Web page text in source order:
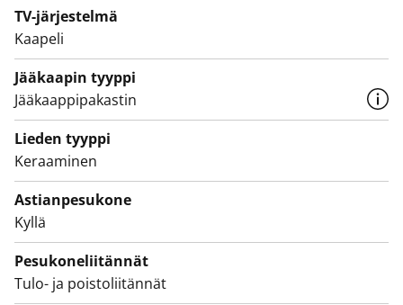
Kiinnostuitko? Tervetuloa tutustumaan kotiin paikan
päälle!
Kulku kotiin onnistuu esteettömästi suoraan
pihapiiristä. Pihalta löytyy tilava pyörävarasto sekä
viihtyisä leikkipiha. Osassa asunnoista on oma aidattu
piha-alue, toisissa puolestaan tilava lasitettu parveke,
ja yksiöissä on ranskalaiset parvekkeet.
Lattiamateriaalina on laminaatti, ja vaaleasävyiset
seinäpinnat tuovat sisätiloihin avaruutta ja valoa.
Laatoitetuissa kylpyhuoneissa on varaus pesutornille,
ja osassa huoneistoista on oma sauna.
TV-järjestelmä
Kaapeli
Jääkaapin tyyppi
Jääkaappipakastin
Lieden tyyppi
Keraaminen
Astianpesukone
Kyllä
Pesukoneliitännät
Tulo- ja poistoliitännät